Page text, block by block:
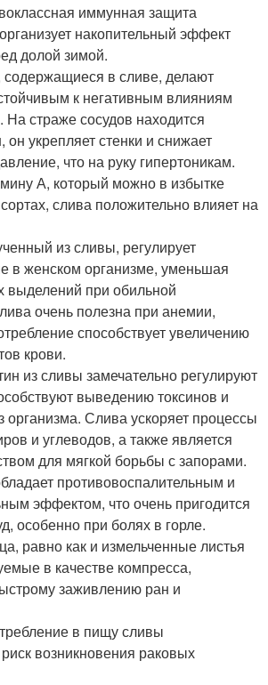
иммунная защита
накопительный эффект
долой зимой.
содержащиеся в сливе, делают
к негативным влияниям
страже сосудов находится
укрепляет стенки и снижает
что на руку гипертоникам.
А, который можно в избытке
слива положительно влияет на
из сливы, регулирует
в женском организме, уменьшая
выделений при обильной
очень полезна при анемии,
способствует увеличению
крови.
из сливы замечательно регулируют
выведению токсинов и
организма. Слива ускоряет процессы
и углеводов, а также является
для мягкой борьбы с запорами.
противовоспалительным и
эффектом, что очень пригодится
особенно при болях в горле.
равно как и измельченные листья
в качестве компресса,
заживлению ран и
в пищу сливы
возникновения раковых